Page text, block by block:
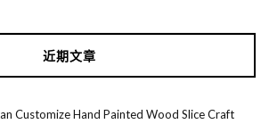
近期文章
Customize Hand Painted Wood Slice Craft